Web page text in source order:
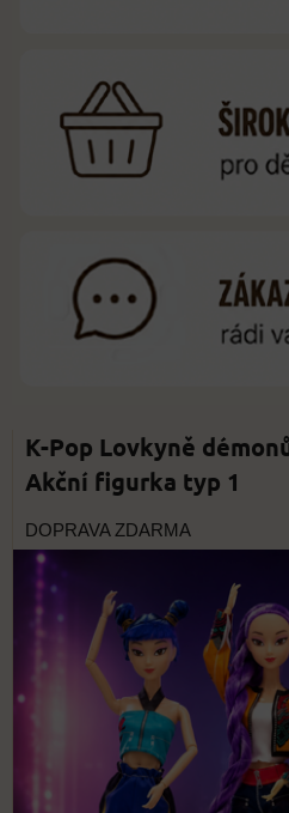
K-Pop Lovkyně
Akční figurka typ 1
DOPRAVA ZDARMA